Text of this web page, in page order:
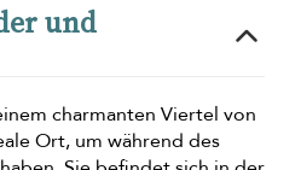
und
charmanten Viertel von
Ort, um während des